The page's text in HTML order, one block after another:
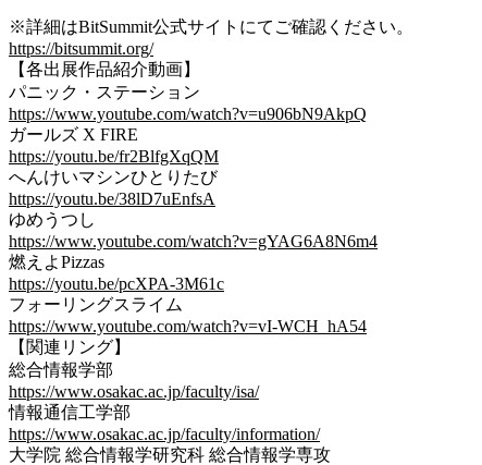
※詳細はBitSummit公式サイトにてご確認ください。
https://bitsummit.org/
【各出展作品紹介動画】
パニック・ステーション
https://www.youtube.com/watch?v=u906bN9AkpQ
ガールズ X FIRE
https://youtu.be/fr2BlfgXqQM
へんけいマシンひとりたび
https://youtu.be/38lD7uEnfsA
ゆめうつし
https://www.youtube.com/watch?v=gYAG6A8N6m4
燃えよPizzas
https://youtu.be/pcXPA-3M61c
フォーリングスライム
https://www.youtube.com/watch?v=vI-WCH_hA54
【関連リング】
総合情報学部
https://www.osakac.ac.jp/faculty/isa/
情報通信工学部
https://www.osakac.ac.jp/faculty/information/
大学院 総合情報学研究科 総合情報学専攻